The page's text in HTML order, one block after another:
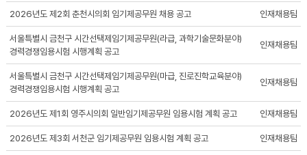
2026년도 제2회 춘천시의회 임기제공무원 채용 공고 인재채용팀
서울특별시 금천구 시간선택제임기제공무원(라급, 과학기술문화분야)
경력경쟁임용시험 시행계획 공고
인재채용팀
서울특별시 금천구 시간선택제임기제공무원(마급, 진로진학교육분야)
경력경쟁임용시험 시행계획 공고
인재채용팀
2026년도 제1회 영주시의회 일반임기제공무원 임용시험 계획 공고 인재채용팀
2026년도 제3회 서천군 임기제공무원 임용시험 계획 공고 인재채용팀